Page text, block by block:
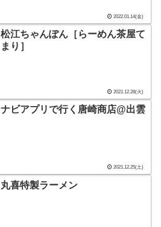
2022.01.14(金)
松江ちゃんぽん［らーめん茶屋て
まり］
2021.12.28(火)
ナビアプリで行く唐崎商店@出雲
2021.12.25(土)
丸喜特製ラーメン